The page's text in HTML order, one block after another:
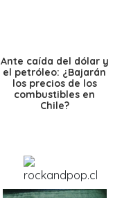
Ante caída del dólar y
el petróleo: ¿Bajarán
los precios de los
combustibles en
Chile?